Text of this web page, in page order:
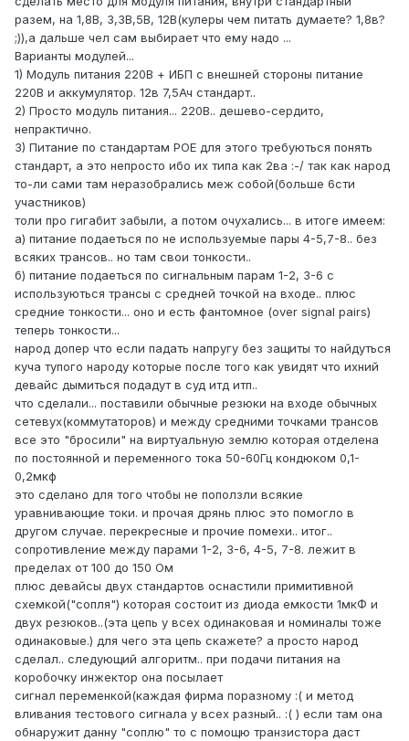
разем, на 1,8В, 3,3В,5В, 12В(кулеры чем питать думаете? 1,8в?
;)),а дальше чел сам выбирает что ему надо ...
Варианты модулей...
1) Модуль питания 220В + ИБП с внешней стороны питание
220В и аккумулятор. 12в 7,5Ач стандарт..
2) Просто модуль питания... 220В.. дешево-сердито,
непрактично.
3) Питание по стандартам POE для этого требуються понять
стандарт, а это непросто ибо их типа как 2ва :-/ так как народ
то-ли сами там неразобрались меж собой(больше 6сти
участников)
толи про гигабит забыли, а потом очухались... в итоге имеем:
а) питание подаеться по не используемые пары 4-5,7-8.. без
всяких трансов.. но там свои тонкости..
б) питание подаеться по сигнальным парам 1-2, 3-6 с
используються трансы с средней точкой на входе.. плюс
средние тонкости... оно и есть фантомное (over signal pairs)
теперь тонкости...
народ допер что если падать напругу без защиты то найдуться
куча тупого народу которые после того как увидят что ихний
девайс дымиться подадут в суд итд итп..
что сделали... поставили обычные резюки на входе обычных
сетевух(коммутаторов) и между средними точками трансов
все это "бросили" на виртуальную землю которая отделена
по постоянной и переменного тока 50-60Гц кондюком 0,1-
0,2мкф
это сделано для того чтобы не поползли всякие
уравнивающие токи. и прочая дрянь плюс это помогло в
другом случае. перекресные и прочие помехи.. итог..
сопротивление между парами 1-2, 3-6, 4-5, 7-8. лежит в
пределах от 100 до 150 Ом
плюс девайсы двух стандартов оснастили примитивной
схемкой("сопля") которая состоит из диода емкости 1мкФ и
двух резюков..(эта цепь у всех одинаковая и номиналы тоже
одинаковые.) для чего эта цепь скажете? а просто народ
сделал.. следующий алгоритм.. при подачи питания на
коробочку инжектор она посылает
сигнал переменкой(каждая фирма поразному :( и метод
вливания тестового сигнала у всех разный.. :( ) если там она
обнаружит данну "соплю" то с помощю транзистора даст